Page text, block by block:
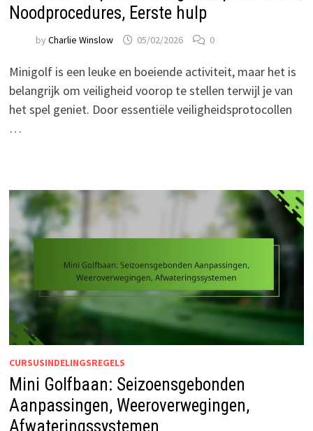
Noodprocedures, Eerste hulp
by Charlie Winslow 05/02/2026 0
Minigolf is een leuke en boeiende activiteit, maar het is
belangrijk om veiligheid voorop te stellen terwijl je van
het spel geniet. Door essentiële veiligheidsprotocollen
…
CURSUSINDELINGSREGELS
Mini Golfbaan: Seizoensgebonden
Aanpassingen, Weeroverwegingen,
Afwateringssystemen